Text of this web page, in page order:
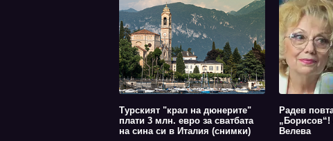
Турският "крал на дюнерите"
плати 3 млн. евро за сватбата
на сина си в Италия (снимки)
Радев
„Борисов“!
Велева